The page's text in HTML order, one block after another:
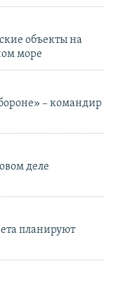
объекты на
море
– командир
деле
планируют